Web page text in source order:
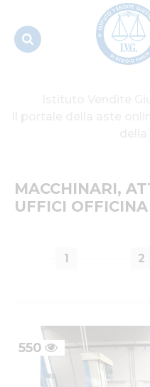
MACCHINARI,
UFFICI
1 2
550